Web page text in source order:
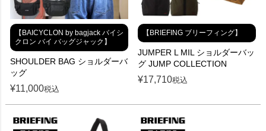
【BAICYCLON by bagjack バイシ
クロン バイ バッグジャック】
SHOULDER BAG ショルダーバ
ッグ
¥11,000税込
【BRIEFING ブリーフィング】
JUMPER L MIL ショルダーバッ
グ JUMP COLLECTION
¥17,710税込